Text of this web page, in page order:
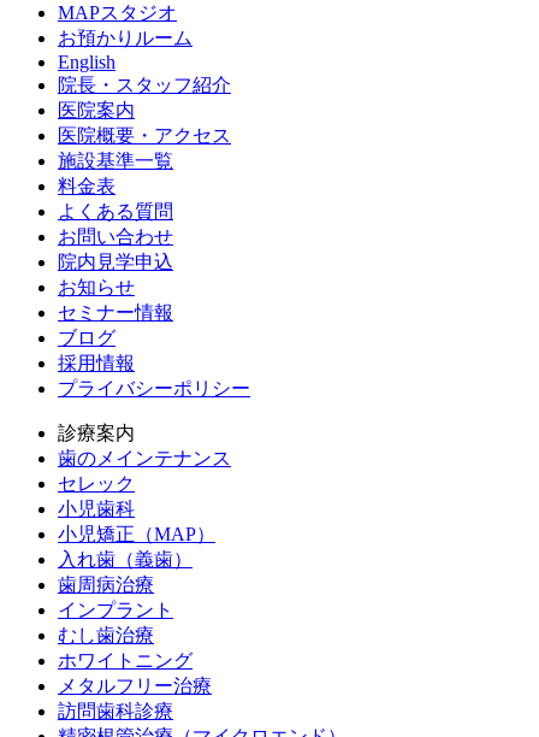
MAPスタジオ
お預かりルーム
English
院長・スタッフ紹介
医院案内
医院概要・アクセス
施設基準一覧
料金表
よくある質問
お問い合わせ
院内見学申込
お知らせ
セミナー情報
ブログ
採用情報
プライバシーポリシー
診療案内
歯のメインテナンス
セレック
小児歯科
小児矯正（MAP）
入れ歯（義歯）
歯周病治療
インプラント
むし歯治療
ホワイトニング
メタルフリー治療
訪問歯科診療